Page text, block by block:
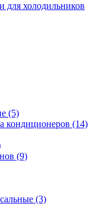
для холодильников
(5)
кондиционеров (14)
(9)
(3)